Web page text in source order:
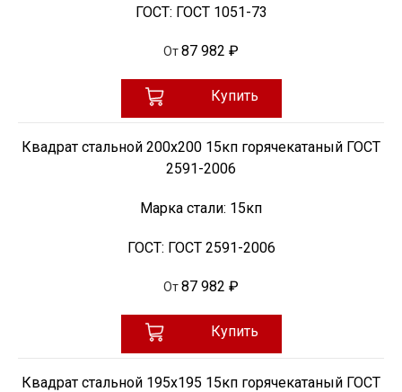
ГОСТ: ГОСТ 1051-73
От87 982 ₽
Купить
Квадрат стальной 200х200 15кп горячекатаный ГОСТ
2591-2006
Марка стали: 15кп
ГОСТ: ГОСТ 2591-2006
От87 982 ₽
Купить
Квадрат стальной 195х195 15кп горячекатаный ГОСТ